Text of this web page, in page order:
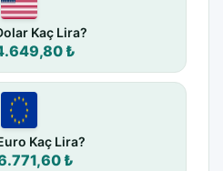
Kaç Lira?
₺
Kaç Lira?
₺